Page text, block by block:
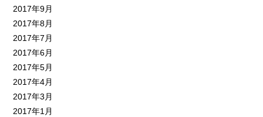
2017年9月
2017年8月
2017年7月
2017年6月
2017年5月
2017年4月
2017年3月
2017年1月